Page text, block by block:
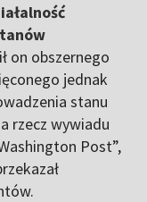
on obszernego
jednak
stanu
rzecz wywiadu
Post”,